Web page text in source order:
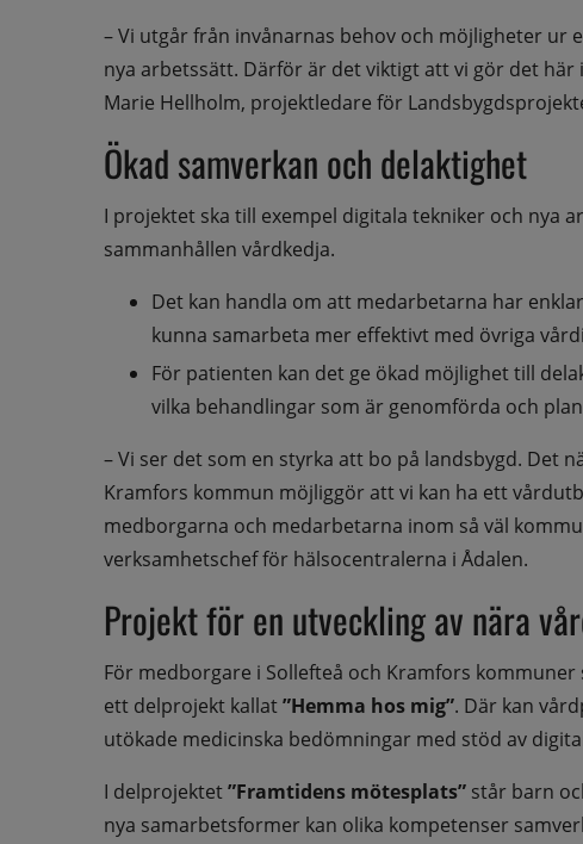
– Vi utgår från invånarnas behov och möjligheter ur
nya arbetssätt. Därför är det viktigt att vi gör det
Marie Hellholm, projektledare för
Ökad samverkan och delaktighet
I projektet ska till exempel digitala tekniker och nya
sammanhållen vårdkedja.
Det kan handla om att medarbetarna har
kunna samarbeta mer effektivt med övriga
För patienten kan det ge ökad möjlighet till
vilka behandlingar som är genomförda och
– Vi ser det som en styrka att bo på landsbygd. Det
Kramfors kommun möjliggör att vi kan ha ett
medborgarna och medarbetarna inom så väl
verksamhetschef för hälsocentralerna i Ådalen.
Projekt för en utveckling av nära
För medborgare i Sollefteå och Kramfors
ett delprojekt kallat ”Hemma hos mig”. Där kan
utökade medicinska bedömningar med stöd av
I delprojektet ”Framtidens mötesplats” står barn
nya samarbetsformer kan olika kompetenser